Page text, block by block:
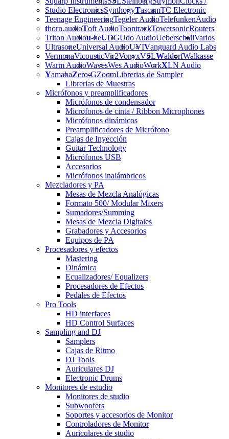
Studio ElectronicsSynthogyTascamTC Electronic
Teenage EngineeringTegeler AudioTelefunken
thorn.audioToft AudioToontrackTowersonic
Triton Audiou-heUDGUdo AudioUeberschall
UltrasoneUniversal AudioUVIVanguard Audio Labs
VermonaVicousticVir2VonyxVSLWaldorfWalkasse
Warm AudioWavesWes AudioWorkXLN Audio
YamahaZero-GZoom
Audio
Routers
Varios
Librerias de Sampler
Librerias de Muestras
Micrófonos y preamplificadores
Micrófonos de condensador
Microfonos de cinta / Ribbon Microphones
Micrófonos dinámicos
Preamplificadores de Micrófono
Cajas de Inyección
Guitar Technology
Micrófonos USB
Accesorios
Micrófonos inalámbricos
Mezcladores y PA
Mesas de Mezcla Analógicas
Formato 500/ Modular Mixers
Sumadores/Summing
Mesas de Mezcla Digitales
Grabadores y Accesorios
Equipos de PA
Procesadores y efectos
Mastering
Dinámica
Ecualizadores/ Equalizers
Procesadores de Efectos
Pedales de Efectos
Pro Tools
HD interfaces
HD Control Surfaces
Sampling and DJ
Samplers
Cajas de Ritmo
DJ Tools
Auriculares DJ
Electronic Drums
Monitores de estudio
Monitores de studio
Subwoofers
Soportes y accesorios de Monitor
Controladores de Monitor
Auriculares de studio